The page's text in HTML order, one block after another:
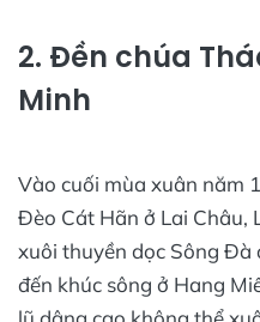
2. Đền chúa
Minh
Vào cuối mùa xuân năm
Đèo Cát Hãn ở Lai Châu,
xuôi thuyền dọc Sông Đà
đến khúc sông ở Hang